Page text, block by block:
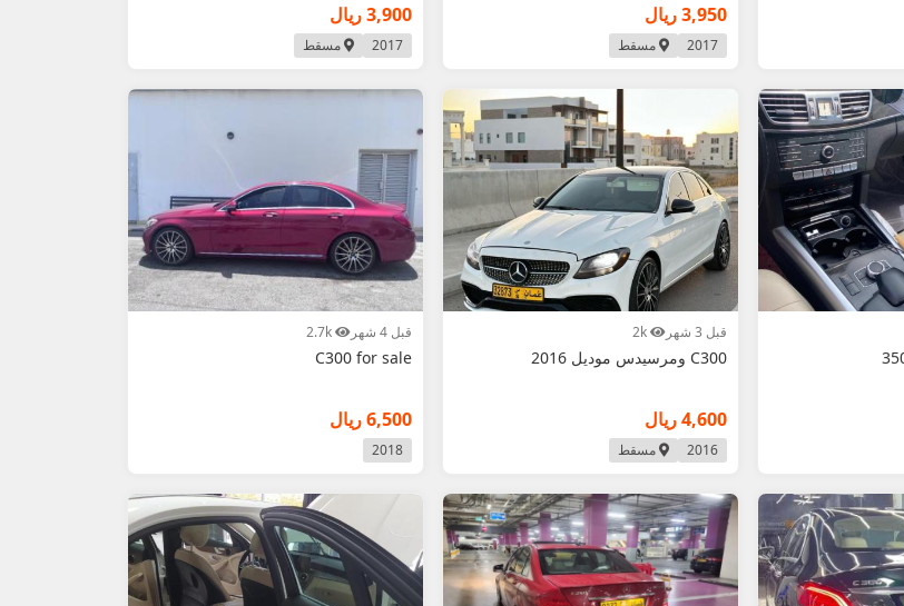
3,950 ريال
2017 مسقط
3,900 ريال
2017 مسقط
قبل 3 شهر
C300 ومرسيدس موديل 2016
4,600 ريال
2016 مسقط
قبل 4 شهر
C300 for sale
6,500 ريال
2018